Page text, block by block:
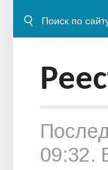
09:32.